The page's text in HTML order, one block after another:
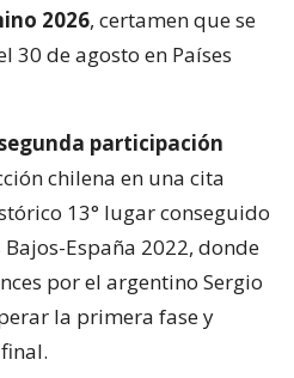
2026, certamen que se
30 de agosto en Países
participación
chilena en una cita
13° lugar conseguido
España 2022, donde
por el argentino Sergio
la primera fase y